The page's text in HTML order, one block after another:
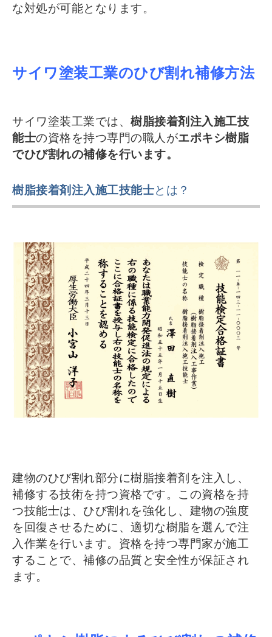
な対処が可能となります。
サイワ塗装工業のひび割れ補修方法
サイワ塗装工業では、 樹脂接着剤注入施工技
能士の資格を持つ専門の職人がエポキシ樹脂
でひび割れの補修を行います。
樹脂接着剤注入施工技能士とは？
建物のひび割れ部分に樹脂接着剤を注入し、
補修する技術を持つ資格です。この資格を持
つ技能士は、ひび割れを強化し、建物の強度
を回復させるために、適切な樹脂を選んで注
入作業を行います。資格を持つ専門家が施工
することで、補修の品質と安全性が保証され
ます。